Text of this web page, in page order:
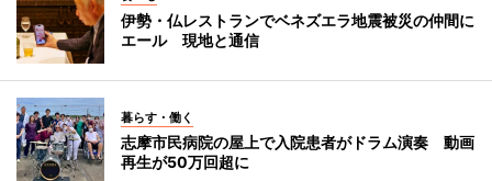
伊勢・仏レストランでベネズエラ地震被災の仲間に
エール 現地と通信
暮らす・働く
志摩市民病院の屋上で入院患者がドラム演奏 動画
再生が50万回超に